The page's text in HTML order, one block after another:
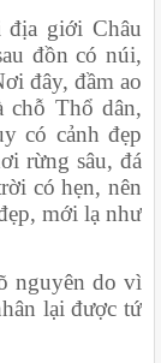
địa giới Châu
đồn có núi,
đây, đầm ao
chỗ Thổ dân,
có cảnh đẹp
rừng sâu, đá
có hẹn, nên
mới lạ như
nguyên do vì
lại được tứ